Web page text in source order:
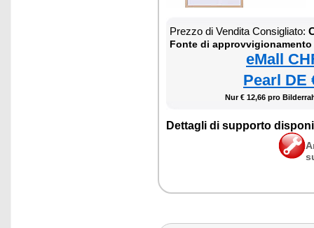
Prezzo di Vendita Consigliato:
Fonte di approvvigionamento
eMall
Pearl DE
Nur € 12,66 pro
Dettagli di supporto